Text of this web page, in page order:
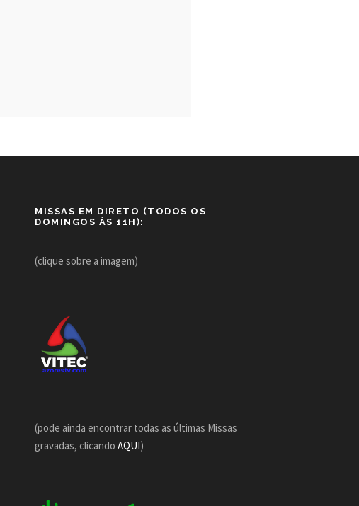
MISSAS EM DIRETO (TODOS OS
DOMINGOS ÀS 11H):
(clique sobre a imagem)
(pode ainda encontrar todas as últimas Missas
gravadas, clicandoAQUI)